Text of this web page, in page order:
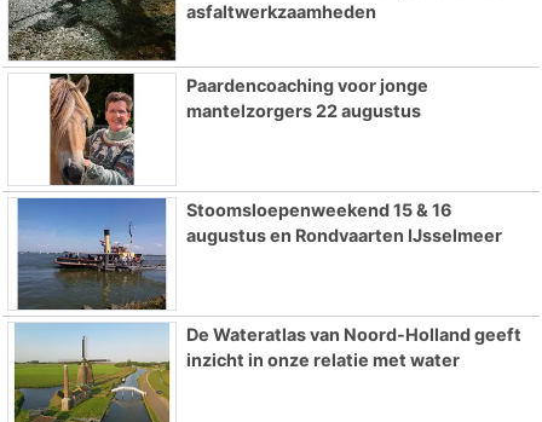
asfaltwerkzaamheden
Paardencoaching voor jonge
mantelzorgers 22 augustus
Stoomsloepenweekend 15 & 16
augustus en Rondvaarten IJsselmeer
De Wateratlas van Noord-Holland geeft
inzicht in onze relatie met water